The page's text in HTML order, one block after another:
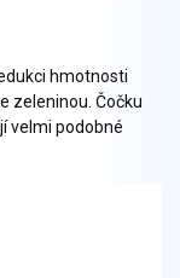
hmotnosti
zeleninou. Čočku
velmi podobné